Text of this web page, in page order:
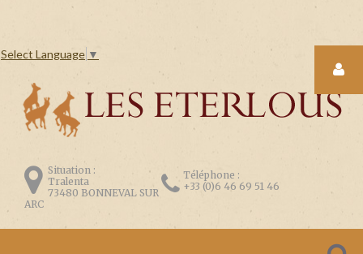
Select Language ▼
Situation :
Tralenta
73480 BONNEVAL SUR
ARC
Téléphone :
+33 (0)6 46 69 51 46
LOGIN
FORM